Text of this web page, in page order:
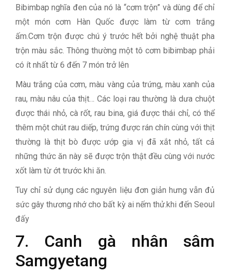
Bibimbap nghĩa đen của nó là “cơm trộn” và dùng để chỉ
một món cơm Hàn Quốc được làm từ cơm trắng
ấm.Cơm trộn được chú ý trước hết bởi nghệ thuật pha
trộn màu sắc. Thông thường một tô cơm bibimbap phải
có ít nhất từ 6 đến 7 món trở lên
Màu trắng của cơm, màu vàng của trứng, màu xanh của
rau, màu nâu của thịt… Các loại rau thường là dưa chuột
được thái nhỏ, cà rốt, rau bina, giá được thái chỉ, có thể
thêm một chút rau diếp, trứng được rán chín cùng với thịt
thường là thịt bò được ướp gia vị đã xắt nhỏ, tất cả
những thức ăn này sẽ được trộn thật đều cùng với nước
xốt làm từ ớt trước khi ăn.
Tuy chỉ sử dụng các nguyên liệu đơn giản hưng vẫn đủ
sức gây thương nhớ cho bất kỳ ai nếm thử.khi đến Seoul
đấy
7. Canh gà nhân sâm
Samgyetang